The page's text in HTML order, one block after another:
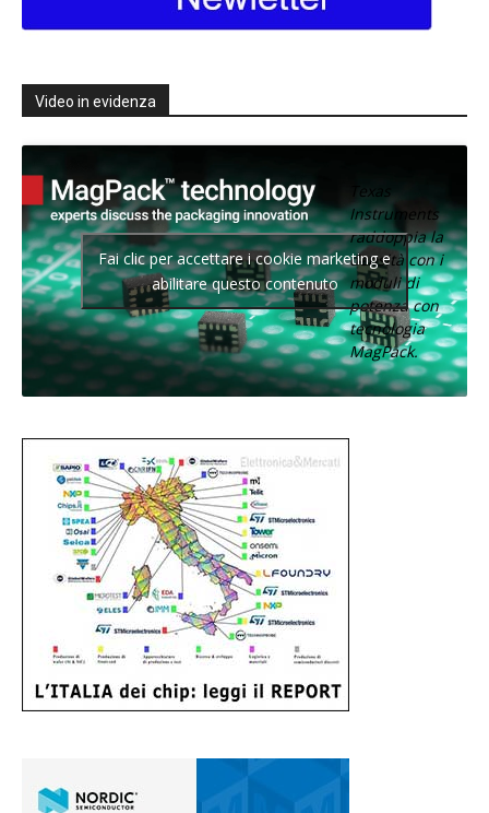
Video in evidenza
Texas
Instruments
raddoppia la
densità con i
moduli di
potenza con
tecnologia
MagPack.
Fai clic per accettare i cookie marketing e
abilitare questo contenuto